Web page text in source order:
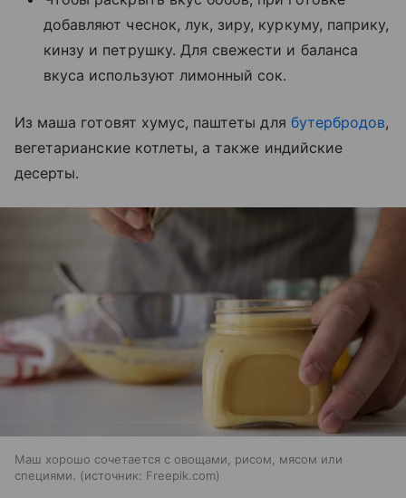
добавляют чеснок, лук, зиру, куркуму, паприку,
кинзу и петрушку. Для свежести и баланса
вкуса используют лимонный сок.
Из маша готовят хумус, паштеты для бутербродов,
вегетарианские котлеты, а также индийские
десерты.
Маш хорошо сочетается с овощами, рисом, мясом или
специями.
источник: Freepik.com